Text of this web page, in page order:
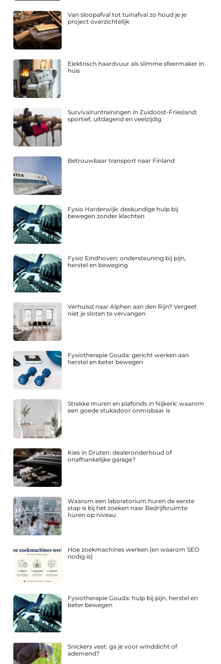
Van sloopafval tot tuinafval zo houd je je
project overzichtelijk
Elektrisch haardvuur als slimme sfeermaker in
huis
Survivalruntrainingen in Zuidoost-Friesland:
sportief, uitdagend en veelzijdig
Betrouwbaar transport naar Finland
Fysio Harderwijk: deskundige hulp bij
bewegen zonder klachten
Fysio Eindhoven: ondersteuning bij pijn,
herstel en beweging
Verhuisd naar Alphen aan den Rijn? Vergeet
niet je sloten te vervangen
Fysiotherapie Gouda: gericht werken aan
herstel en beter bewegen
Strakke muren en plafonds in Nijkerk: waarom
een goede stukadoor onmisbaar is
Kies in Druten: dealeronderhoud of
onafhankelijke garage?
Waarom een laboratorium huren de eerste
stap is bij het zoeken naar Bedrijfsruimte
huren op niveau
Hoe zoekmachines werken (en waarom SEO
nodig is)
Fysiotherapie Gouda: hulp bij pijn, herstel en
beter bewegen
Snickers vest: ga je voor winddicht of
ademend?